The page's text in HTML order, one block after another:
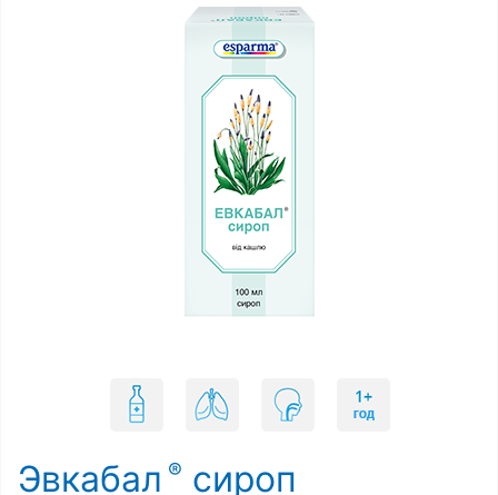
Эвкабал сироп